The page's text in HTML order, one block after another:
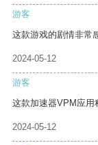
游客
这款游戏的剧情非常
2024-05-12
游客
这款加速器VPM应用
2024-05-12